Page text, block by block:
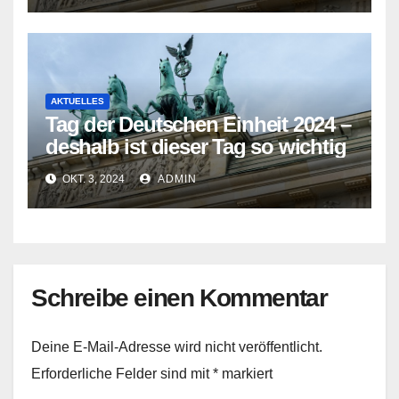
AKTUELLES
Tag der Deutschen Einheit 2024 –
deshalb ist dieser Tag so wichtig
OKT. 3, 2024 ADMIN
Schreibe einen Kommentar
Deine E-Mail-Adresse wird nicht veröffentlicht.
Erforderliche Felder sind mit* markiert